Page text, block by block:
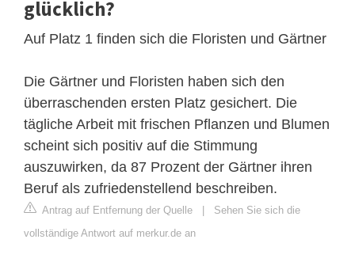
glücklich?
Auf Platz 1 finden sich die Floristen und Gärtner
Die Gärtner und Floristen haben sich den
überraschenden ersten Platz gesichert. Die
tägliche Arbeit mit frischen Pflanzen und Blumen
scheint sich positiv auf die Stimmung
auszuwirken, da 87 Prozent der Gärtner ihren
Beruf als zufriedenstellend beschreiben.
Antrag auf Entfernung der Quelle | Sehen Sie sich die
vollständige Antwort auf merkur.de an